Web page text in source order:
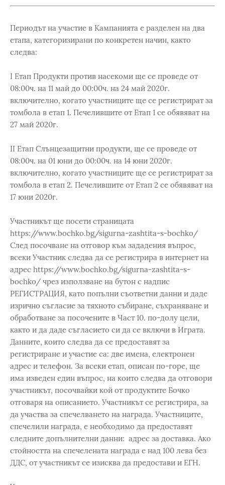
Периодът на участие в Кампанията е разделен на два
етапа, категоризирани по конкретен начин, както
следва:
I Етап Продукти против насекоми ще се проведе от
08:00ч. на 11 май до 00:00ч. на 24 май 2020г.
включително, когато участниците ще се регистрират за
томбола в етап 1. Печелившите от Етап 1 се обявяват на
27 май 2020г.
II Етап Слънцезащитни продукти, ще се проведе от
08:00ч. на 01 юни до 00:00ч. на 14 юни 2020г.
включително, когато участниците ще се регистрират за
томбола в етап 2. Печелившите от Етап 2 се обявяват на
17 юни 2020г.
Участникът ще посети страницата
https://www.bochko.bg/sigurna-zashtita-s-bochko/
След посочване на отговор към зададения въпрос,
всеки Участник следва да се регистрира в интернет на
адрес https://www.bochko.bg/sigurna-zashtita-s-
bochko/ чрез използване на бутон с надпис
РЕГИСТРАЦИЯ, като попълни съответни данни и даде
изрично съгласие за тяхното събиране, съхраняване и
обработване за посочените в Част 10. по-долу цели,
както и да даде съгласието си да се включи в Играта.
Данните, които следва да се предоставят за
регистриране и участие са: две имена, електронен
адрес и телефон. За всеки етап, описан по-горе, ще
има изведен един въпрос, на които следва да отговори
участникът, посочвайки кой от продуктите Бочко
отговаря на описанието. Участникът се регистрира, за
да участва за спечелването на награда. Участниците,
спечелили награда, е необходимо да предоставят
следните допълнителни данни: адрес за доставка. Ако
стойността на спечелената награда е над 100 лева без
ДДС, от участникът се изисква да предостави и ЕГН.